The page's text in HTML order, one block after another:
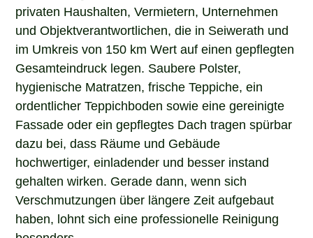
privaten Haushalten, Vermietern, Unternehmen
und Objektverantwortlichen, die in Seiwerath und
im Umkreis von 150 km Wert auf einen gepflegten
Gesamteindruck legen. Saubere Polster,
hygienische Matratzen, frische Teppiche, ein
ordentlicher Teppichboden sowie eine gereinigte
Fassade oder ein gepflegtes Dach tragen spürbar
dazu bei, dass Räume und Gebäude
hochwertiger, einladender und besser instand
gehalten wirken. Gerade dann, wenn sich
Verschmutzungen über längere Zeit aufgebaut
haben, lohnt sich eine professionelle Reinigung
besonders.